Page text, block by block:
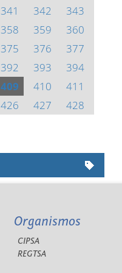
341 342
343
358 359
360
375 376
377
392 393
394
409 410
411
426 427
428
Organismos
CIPSA
REGTSA